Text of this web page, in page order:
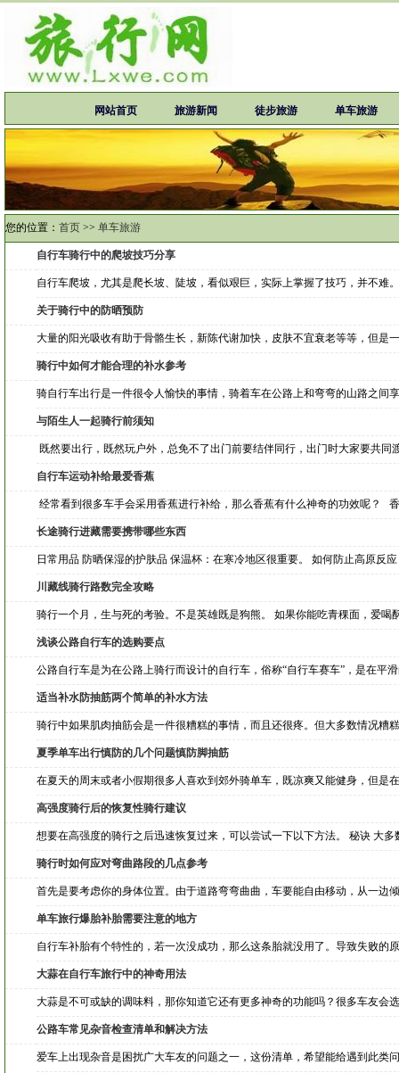
网站首页 旅游新闻 徒步旅游 单车旅游
您的位置： 首页 >> 单车旅游
自行车骑行中的爬坡技巧分享
自行车爬坡，尤其是爬长坡、陡坡，看似艰巨，实际上掌握了技巧，并不难
关于骑行中的防晒预防
大量的阳光吸收有助于骨骼生长，新陈代谢加快，皮肤不宜衰老等等，但是
骑行中如何才能合理的补水参考
骑自行车出行是一件很令人愉快的事情，骑着车在公路上和弯弯的山路之间
与陌生人一起骑行前须知
既然要出行，既然玩户外，总免不了出门前要结伴同行，出门时大家要共同
自行车运动补给最爱香蕉
经常看到很多车手会采用香蕉进行补给，那么香蕉有什么神奇的功效呢？
长途骑行进藏需要携带哪些东西
日常用品 防晒保湿的护肤品 保温杯：在寒冷地区很重要。 如何防止高原反
川藏线骑行路数完全攻略
骑行一个月，生与死的考验。不是英雄既是狗熊。 如果你能吃青稞面，爱喝
浅谈公路自行车的选购要点
公路自行车是为在公路上骑行而设计的自行车，俗称“自行车赛车”，是在平
适当补水防抽筋两个简单的补水方法
骑行中如果肌肉抽筋会是一件很糟糕的事情，而且还很疼。但大多数情况糟
夏季单车出行慎防的几个问题慎防脚抽筋
在夏天的周末或者小假期很多人喜欢到郊外骑单车，既凉爽又能健身，但是
高强度骑行后的恢复性骑行建议
想要在高强度的骑行之后迅速恢复过来，可以尝试一下以下方法。 秘诀 大
骑行时如何应对弯曲路段的几点参考
首先是要考虑你的身体位置。由于道路弯弯曲曲，车要能自由移动，从一边
单车旅行爆胎补胎需要注意的地方
自行车补胎有个特性的，若一次没成功，那么这条胎就没用了。导致失败的
大蒜在自行车旅行中的神奇用法
大蒜是不可或缺的调味料，那你知道它还有更多神奇的功能吗？很多车友会
公路车常见杂音检查清单和解决方法
爱车上出现杂音是困扰广大车友的问题之一，这份清单，希望能给遇到此类